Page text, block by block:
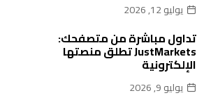
يوليو 12, 2026
تداول مباشرة من متصفحك:
JustMarkets تطلق منصتها
الإلكترونية
يوليو 9, 2026